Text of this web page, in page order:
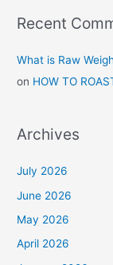
Recent
What is Raw
on HOW TO
Archives
July 2026
June 2026
May 2026
April 2026